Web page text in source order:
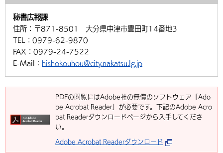
秘書広報課
住所： 〒871-8501 大分県中津市豊田町14番地3
TEL： 0979-62-9870
FAX： 0979-24-7522
E-Mail： hishokouhou@city.nakatsu.lg.jp
PDFの閲覧にはAdobe社の無償のソフトウェア「Ado
be Acrobat Reader」が必要です。下記のAdobe Acro
bat Readerダウンロードページから入手してくださ
い。
Adobe Acrobat Readerダウンロード